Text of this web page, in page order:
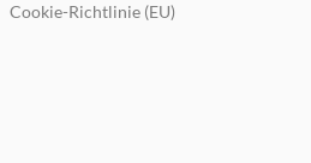
Cookie-Richtlinie (EU)